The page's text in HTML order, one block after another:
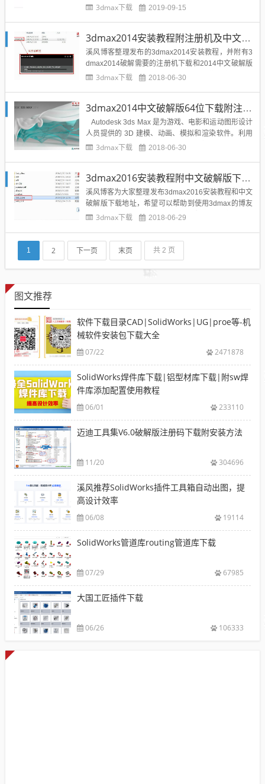
大功能于一体，3dmax2019新版本带来了高级木材贴
配置不是很好的用户建议不要安...
3dmax下载 2019-09-15
3dmax2014安装教程附注册机及中文破解版下载地址
溪风博客整理发布的3dmax2014安装教程，并附有3
dmax2014破解需要的注册机下载和2014中文破解版
下载地址，希望可以帮助到用到的博友们！安装前准
供的软件下载地址，并解压3dsmax...
3dmax下载 2018-06-30
3dmax2014中文破解版64位下载附注册机及安装教程
Autodesk 3ds Max 是为游戏、电影和运动图形设计
人员提供的 3D 建模、动画、模拟和渲染软件。利用
3ds Max2014三维建模、动画和渲染软件快速自定
博客整理官网发...
3dmax下载 2018-06-30
3dmax2016安装教程附中文破解版下载地址
溪风博客为大家整理发布3dmax2016安装教程和中文
破解版下载地址，希望可以帮助到使用3dmax的博友
们。安装准备：3dmax2016中文破解版64位下载地
etup进行安装：2、这时候...
3dmax下载 2018-06-29
1 2 下一页 末页 共 2 页
图文推荐
软件下载目录CAD|SolidWorks|UG|proe等-机
械软件安装包下载大全
07/22 2471878
SolidWorks焊件库下载|铝型材库下载|附sw焊
件库添加配置使用教程
06/01 233110
迈迪工具集V6.0破解版注册码下载附安装方法
11/20 304696
溪风推荐SolidWorks插件工具箱自动出图，提
高设计效率
06/08 19114
SolidWorks管道库routing管道库下载
07/29 67985
大国工匠插件下载
06/26 106333